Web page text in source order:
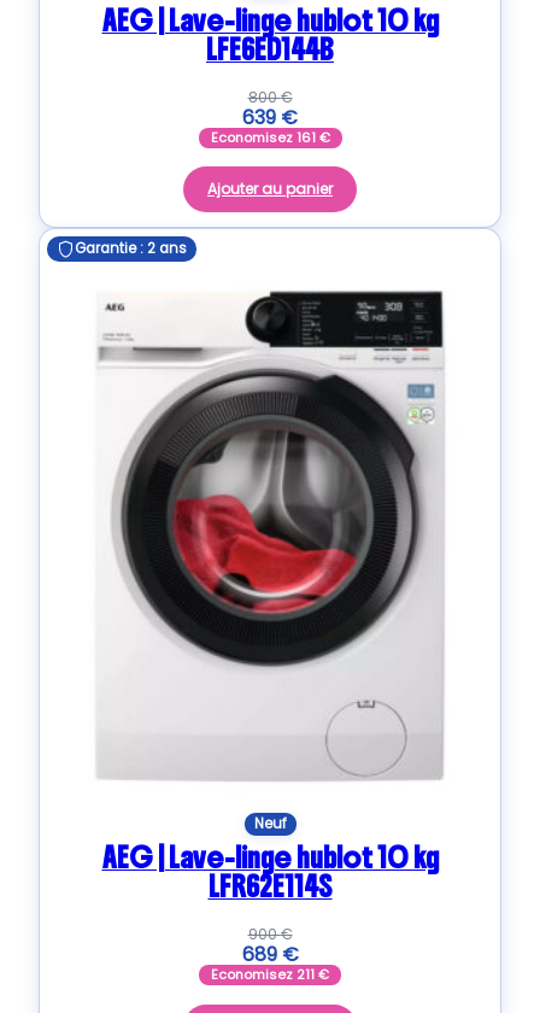
AEG | Lave-linge hublot 10 kg
LFE6ED144B
800€
639 €
Economisez161€
Ajouter au panier
Garantie : 2 ans
Neuf
AEG | Lave-linge hublot 10 kg
LFR62E114S
900€
689 €
Economisez 211€